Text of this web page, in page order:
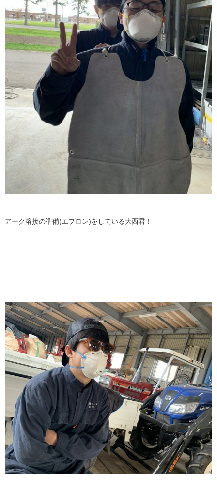
アーク溶接の準備(エプロン)をしている大西君！